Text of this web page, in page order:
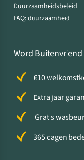
Duurzaamheidsbeleid
FAQ: duurzaamheid
Word Buitenvriend
€10
Extra jaar
Gratis
365 dagen